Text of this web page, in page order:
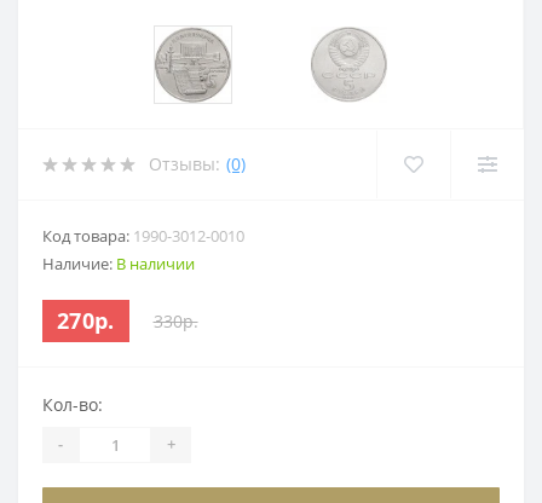
Отзывы: (0)
Код товара: 1990-3012-0010
Наличие: В наличии
270р. 330р.
Кол-во:
- +